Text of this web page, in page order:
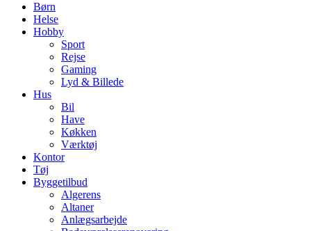
Børn
Helse
Hobby
Sport
Rejse
Gaming
Lyd & Billede
Hus
Bil
Have
Køkken
Værktøj
Kontor
Tøj
Byggetilbud
Algerens
Altaner
Anlægsarbejde